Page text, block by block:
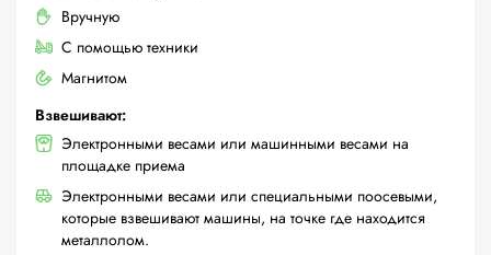
Вручную
С помощью техники
Магнитом
Взвешивают:
Электронными весами или машинными весами на
площадке приема
Электронными весами или специальными поосевыми,
которые взвешивают машины, на точке где находится
металлолом.